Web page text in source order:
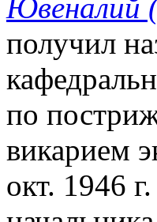
Ювеналий
получил
по
викарием
окт. 1946